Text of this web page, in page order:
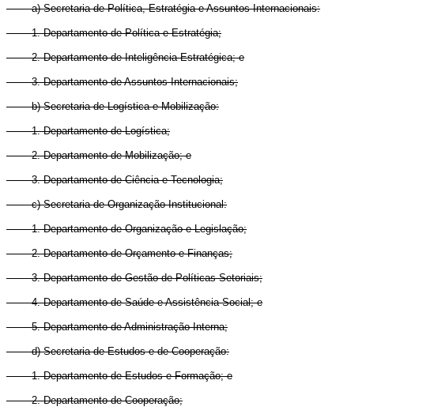
a) Secretaria de Política, Estratégia e Assuntos Internacionais:
1. Departamento de Política e Estratégia;
2. Departamento de Inteligência Estratégica; e
3. Departamento de Assuntos Internacionais;
b) Secretaria de Logística e Mobilização:
1. Departamento de Logística;
2. Departamento de Mobilização; e
3. Departamento de Ciência e Tecnologia;
c) Secretaria de Organização Institucional:
1. Departamento de Organização e Legislação;
2. Departamento de Orçamento e Finanças;
3. Departamento de Gestão de Políticas Setoriais;
4. Departamento de Saúde e Assistência Social; e
5. Departamento de Administração Interna;
d) Secretaria de Estudos e de Cooperação:
1. Departamento de Estudos e Formação; e
2. Departamento de Cooperação;